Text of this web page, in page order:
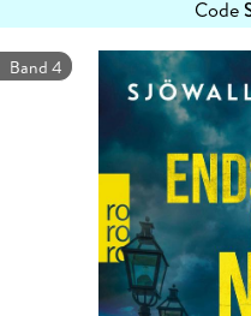
Code
erfahren
Band 4